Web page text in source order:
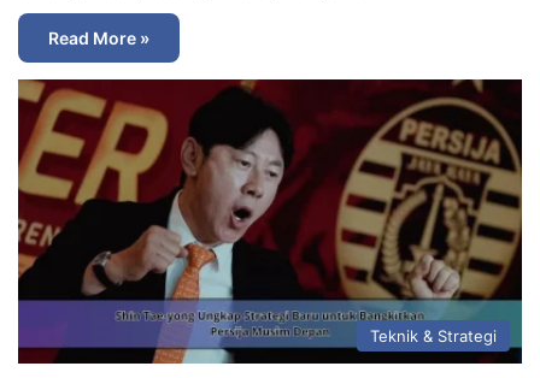
Read More »
Teknik & Strategi